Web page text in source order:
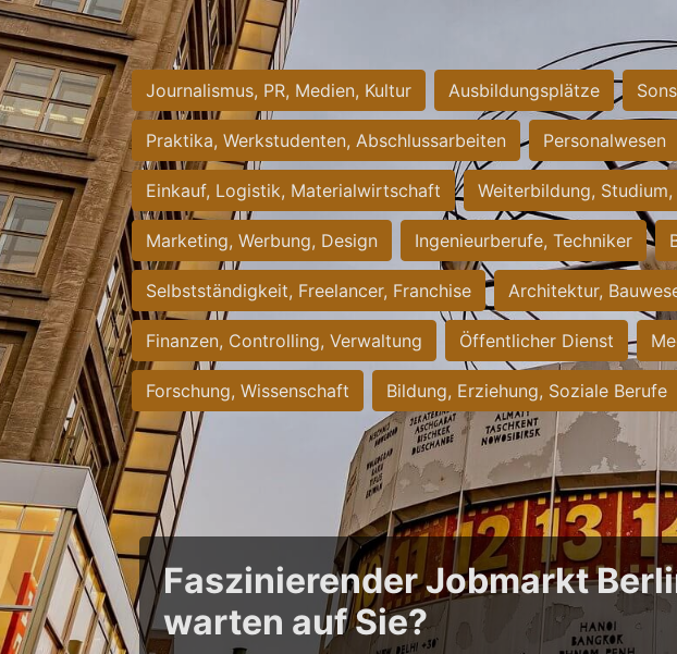
Journalismus, PR, Medien, Kultur Ausbildungsplätze
Praktika, Werkstudenten, Abschlussarbeiten Personalwesen
Einkauf, Logistik, Materialwirtschaft Weiterbildung,
Marketing, Werbung, Design Ingenieurberufe, Techniker
Selbstständigkeit, Freelancer, Franchise Architektur,
Finanzen, Controlling, Verwaltung Öffentlicher Dienst
Forschung, Wissenschaft Bildung, Erziehung, Soziale Berufe
Faszinierender Jobmarkt
warten auf Sie?